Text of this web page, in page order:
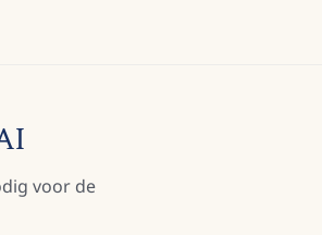
voor de